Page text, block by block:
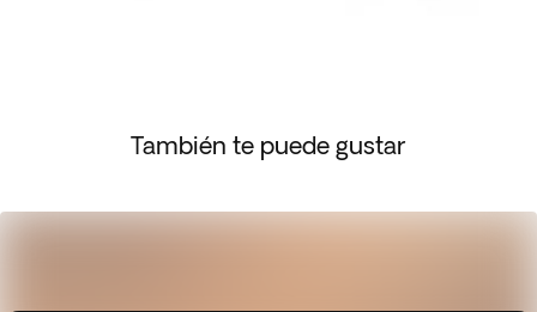
También te puede gustar